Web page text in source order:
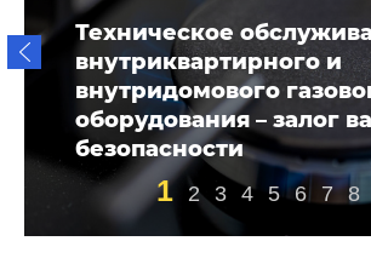
Техническое
внутриквартирного и
внутридомового
оборудования – залог
безопасности
1 2 3 4 5 6 7 8